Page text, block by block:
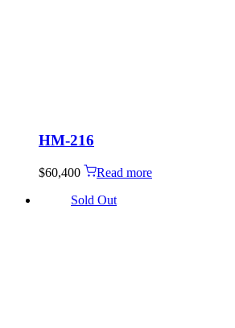
HM-216
$60,400
Read more
Sold Out